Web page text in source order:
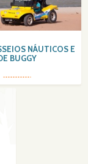
NÁUTICOS E
BUGGY